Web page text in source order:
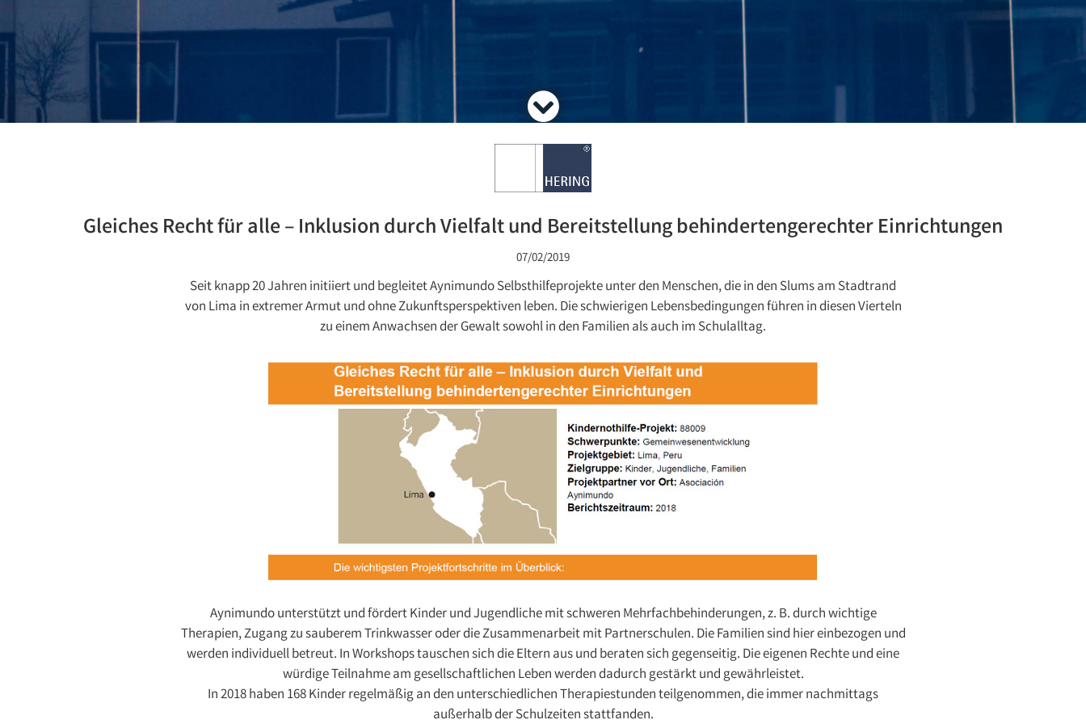
Gleiches Recht für alle – Inklusion durch Vielfalt und Bereitstellung behindertengerechter Einrichtungen
07/02/2019
Seit knapp 20 Jahren initiiert und begleitet Aynimundo Selbsthilfeprojekte unter den Menschen, die in den Slums am Stadtrand
von Lima in extremer Armut und ohne Zukunftsperspektiven leben. Die schwierigen Lebensbedingungen führen in diesen Vierteln
zu einem Anwachsen der Gewalt sowohl in den Familien als auch im Schulalltag.
Aynimundo unterstützt und fördert Kinder und Jugendliche mit schweren Mehrfachbehinderungen, z. B. durch wichtige
Therapien, Zugang zu sauberem Trinkwasser oder die Zusammenarbeit mit Partnerschulen. Die Familien sind hier einbezogen und
werden individuell betreut. In Workshops tauschen sich die Eltern aus und beraten sich gegenseitig. Die eigenen Rechte und eine
würdige Teilnahme am gesellschaftlichen Leben werden dadurch gestärkt und gewährleistet.
In 2018 haben 168 Kinder regelmäßig an den unterschiedlichen Therapiestunden teilgenommen, die immer nachmittags
außerhalb der Schulzeiten stattfanden.